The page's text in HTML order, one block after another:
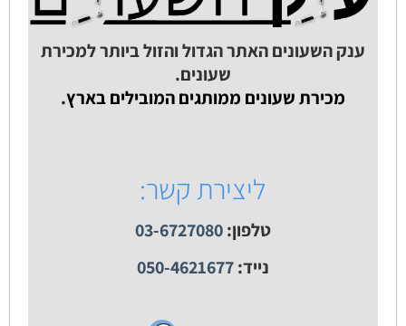
ענק השעונים האתר הגדול והזול ביותר למכירת
שעונים.
מכירת שעונים ממותגים המובילים בארץ.
ליצירת קשר:
טלפון:03-6727080
נייד:050-4621677